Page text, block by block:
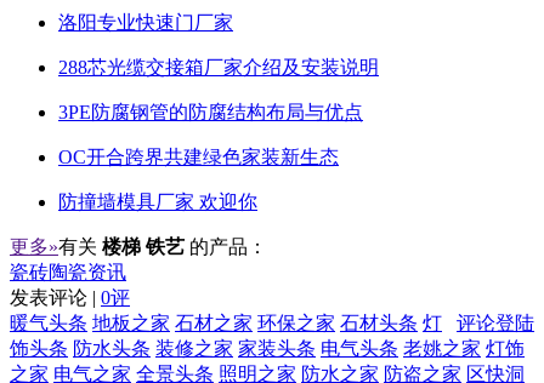
洛阳专业快速门厂家
288芯光缆交接箱厂家介绍及安装说明
3PE防腐钢管的防腐结构布局与优点
OC开合跨界共建绿色家装新生态
防撞墙模具厂家 欢迎你
更多»有关 楼梯 铁艺 的产品：
瓷砖陶瓷资讯
发表评论 | 0评
评论登陆
暖气头条 地板之家 石材之家 环保之家 石材头条 灯
饰头条 防水头条 装修之家 家装头条 电气头条 老姚之家 灯饰
之家 电气之家 全景头条 照明之家 防水之家 防盗之家 区快洞